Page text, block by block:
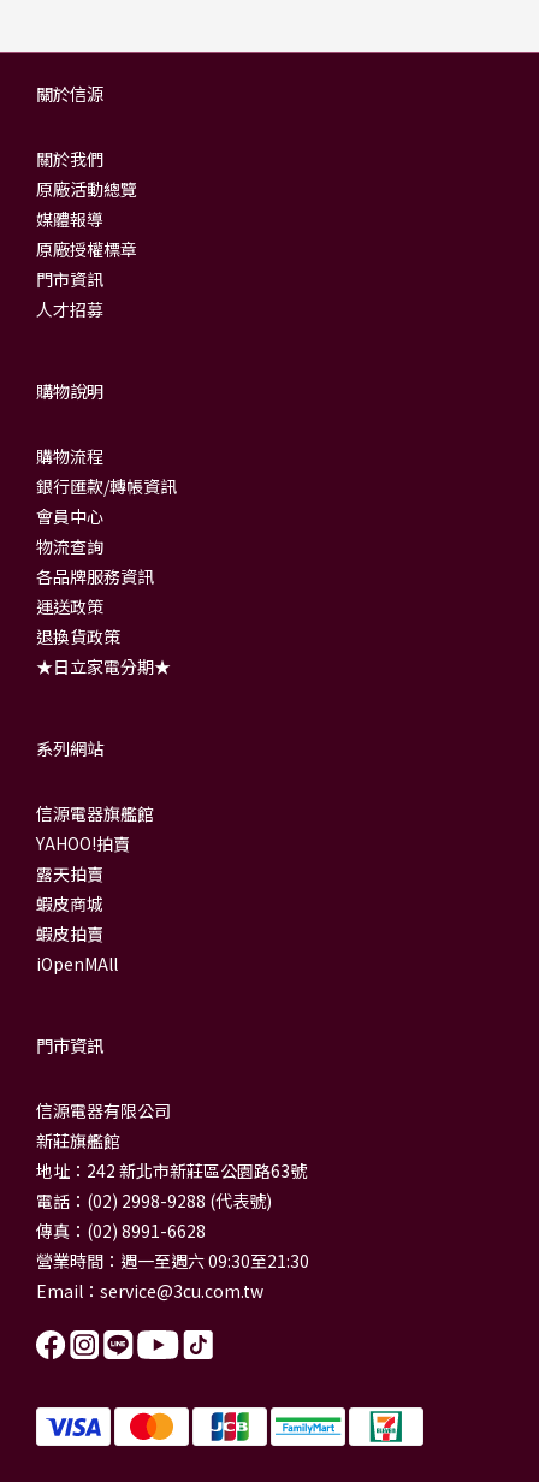
關於信源
關於我們
原廠活動總覽
媒體報導
原廠授權標章
門市資訊
人才招募
購物說明
購物流程
銀行匯款/轉帳資訊
會員中心
物流查詢
各品牌服務資訊
運送政策
退換貨政策
★日立家電分期★
系列網站
信源電器旗艦館
YAHOO!拍賣
露天拍賣
蝦皮商城
蝦皮拍賣
iOpenMAll
門市資訊
信源電器有限公司
新莊旗艦館
地址：242 新北市新莊區公園路63號
電話：(02) 2998-9288 (代表號)
傳真：(02) 8991-6628
營業時間：週一至週六 09:30至21:30
Email： service@3cu.com.tw